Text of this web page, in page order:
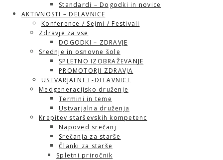
Standardi – Dogodki in novice
AKTIVNOSTI – DELAVNICE
Konference / Sejmi / Festivali
Zdravje za vse
DOGODKI – ZDRAVJE
Srednje in osnovne šole
SPLETNO IZOBRAŽEVANJE
PROMOTORJI ZDRAVJA
USTVARJALNE E-DELAVNICE
Medgeneracijsko druženje
Termini in teme
Ustvarjalna druženja
Krepitev starševskih kompetenc
Napoved srečanj
Srečanja za starše
Članki za starše
Spletni priročnik